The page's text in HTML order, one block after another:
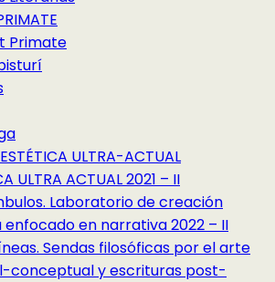
Primate
ULTRA-ACTUAL
ULTRA ACTUAL 2021 – II
Laboratorio de creación
en narrativa 2022 – II
Sendas filosóficas por el arte
conceptual y escrituras post-